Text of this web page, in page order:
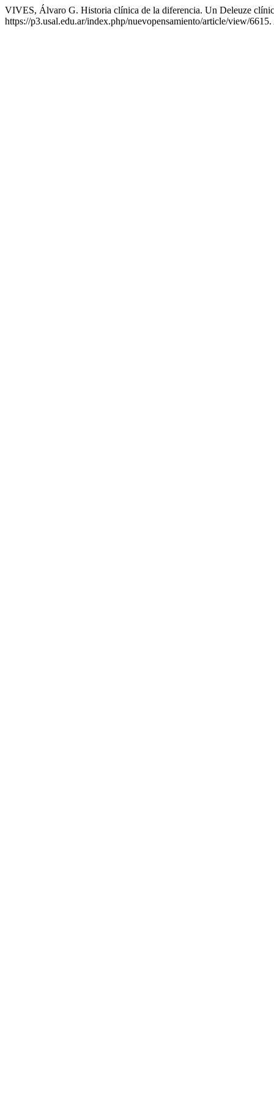
VIVES, Álvaro G. Historia clínica de la diferencia. Un Deleuze
https://p3.usal.edu.ar/index.php/nuevopensamiento/article/view/